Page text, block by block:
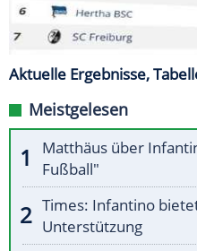
Aktuelle Ergebnisse,
Meistgelesen
Matthäus über
Fußball"
Times: Infantino
Unterstützung